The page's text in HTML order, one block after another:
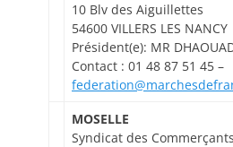
10 Blv des Aiguillettes
54600 VILLERS LES NANCY
Président(e): MR
Contact : 01 48 87 51 45 –
MOSELLE
Syndicat des